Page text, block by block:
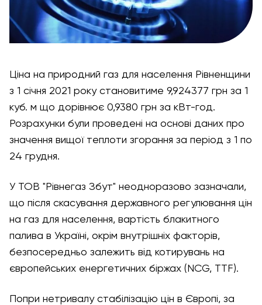
Ціна на природний газ для населення Рівненщини
з 1 січня 2021 року становитиме 9,924377 грн за 1
куб. м що дорівнює 0,9380 грн за кВт-год.
Розрахунки були проведені на основі даних про
значення вищої теплоти згорання за період з 1 по
24 грудня.
У ТОВ "Рівнегаз Збут" неодноразово зазначали,
що після скасування державного регулювання цін
на газ для населення, вартість блакитного
палива в Україні, окрім внутрішніх факторів,
безпосередньо залежить від котирувань на
європейських енергетичних біржах (NCG, TTF).
Попри нетривалу стабілізацію цін в Європі, за